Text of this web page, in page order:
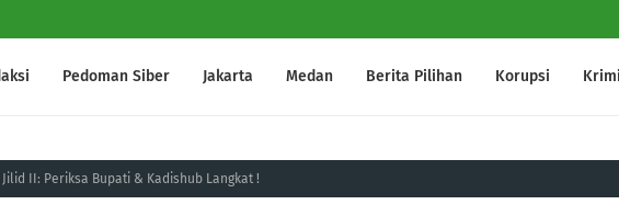
Pedoman Siber Jakarta Medan Berita Pilihan Korupsi
Jilid II: Periksa Bupati & Kadishub Langkat !